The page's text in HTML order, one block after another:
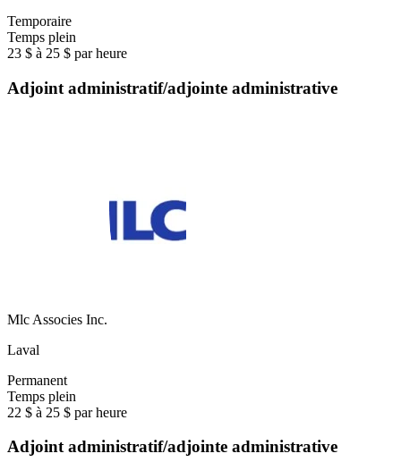
Temporaire
Temps plein
23 $ à 25 $ par heure
Adjoint administratif/adjointe administrative
Mlc Associes Inc.
Laval
Permanent
Temps plein
22 $ à 25 $ par heure
Adjoint administratif/adjointe administrative